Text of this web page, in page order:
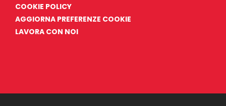
COOKIE POLICY
AGGIORNA PREFERENZE COOKIE
LAVORA CON NOI